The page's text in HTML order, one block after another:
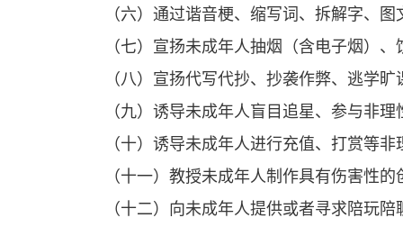
（六）通过谐音梗、缩写词、拆解字、
（七）宣扬未成年人抽烟（含电子烟）
（八）宣扬代写代抄、抄袭作弊、逃学
（九）诱导未成年人盲目追星、参与非理
（十）诱导未成年人进行充值、打赏等
（十一）教授未成年人制作具有伤害性
（十二）向未成年人提供或者寻求陪玩